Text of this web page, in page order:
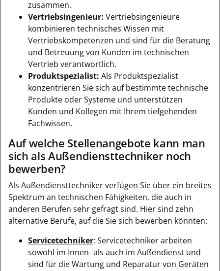
zusammen.
Vertriebsingenieur: Vertriebsingenieure
kombinieren technisches Wissen mit
Vertriebskompetenzen und sind für die Beratung
und Betreuung von Kunden im technischen
Vertrieb verantwortlich.
Produktspezialist: Als Produktspezialist
konzentrieren Sie sich auf bestimmte technische
Produkte oder Systeme und unterstützen
Kunden und Kollegen mit Ihrem tiefgehenden
Fachwissen.
Auf welche Stellenangebote kann man
sich als Außendiensttechniker noch
bewerben?
Als Außendiensttechniker verfügen Sie über ein breites
Spektrum an technischen Fähigkeiten, die auch in
anderen Berufen sehr gefragt sind. Hier sind zehn
alternative Berufe, auf die Sie sich bewerben könnten:
Servicetechniker: Servicetechniker arbeiten
sowohl im Innen- als auch im Außendienst und
sind für die Wartung und Reparatur von Geräten